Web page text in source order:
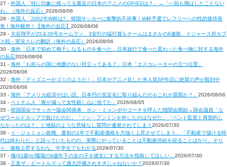
27 - 外国人「特に印象に残ってる最近の日本のアニメのOP/EDは？」→「一回も飛ばしたことない
わ」（海外の反応） 2026/08/06
28 - 外国人「2002年W杯は?」韓国サッカーに衝撃的不祥事！W杯予選でレフリーへの性的接待発
覚！海外騒然！【海外の反応】 2026/08/06
29 - 大谷翔平が25＆26号ホームラン、3安打の猛打賞もチームはまさかの6連敗、ドジャース対カブ
ス戦・実況スレの翻訳（海外の反応） 2026/08/06
30 - 海外「日本で初めて梅干しなるものを食べた」日本旅行で食べた変わった食べ物に対する海外
の反応2026/08/06
31 - 海外「お前らの国に他愛のない対立ってある？」日本「エスカレーターの立つ位置」
2026/08/06
32 - 海外「ディズニーがゴミのようだ！」日本がアニメ化した米人気SF作品に絶賛の声が殺到中
2026/08/06
33 - 海外「アメリカ経済やばい説。日本円の安定化に取り組んだのもこれが原因か？」 2026/08/06
34 - ベトナム人「腹が減って女性殺し山に捨てた」 2026/08/05
35 - 韓国国会でサッカー協会関係者、ホン・ミョンボやコーチを呼んだ聴聞会開始→国会議員「な
ぜワールドカップで負けたのだ」「ソン・フンミンを外したのはなぜだ」「ベント監督と再契約し
なかったのは？」と地獄のような意味なし質問が連発されてしまう2026/07/30
36 - イ・ジェミョン政権、最初の1年で不動産価格を力強く上昇させてしまう…「不動産で儲ける時
代は終わりだ」と語っていたものの、実際にやっていることは不動産供給を絞ることばかり。そり
ゃ、価格上昇するわな。中学生でもわかる2026/07/30
37 - 俺(32歳)が職場の9歳年下の女の子を彼女にする方法を指南してほしい…2026/07/30
38 - 正直ザ・ビートルズって過大評価されすぎじゃねないか？2026/07/30